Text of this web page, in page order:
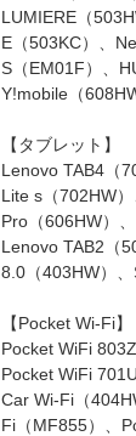
LUMIERE（
E（503KC）、
S（EM01F）、
Y!mobile（
【タブレット】
Lenovo TAB4（
Lite s（702HW
Pro（606HW）
Lenovo TAB2（
8.0（403HW）、
【Pocket Wi-Fi】
Pocket WiFi
Pocket WiFi
Car Wi-Fi（
Fi（MF855）、